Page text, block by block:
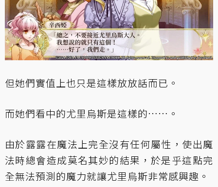
但她們實值上也只是這樣放放話而已。
而她們看中的尤里烏斯是這樣的……。
由於露露在魔法上完全沒有任何屬性，使出魔
法時總會造成莫名其妙的結果，於是乎這點完
全無法預測的魔力就讓尤里烏斯非常感興趣。